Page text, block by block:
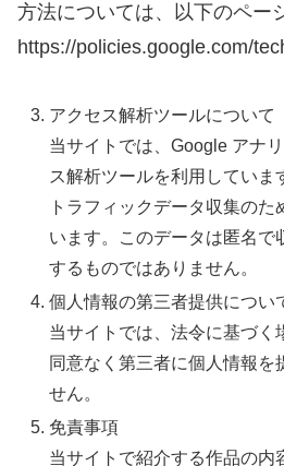
方法については、以下のペー
https://policies.google.com/
アクセス解析ツールについて
当サイトでは、Google アナ
ス解析ツールを利用していま
トラフィックデータ収集の
います。このデータは匿名で
するものではありません。
個人情報の第三者提供につい
当サイトでは、法令に基づく
同意なく第三者に個人情報を
せん。
免責事項
当サイトで紹介する作品の内